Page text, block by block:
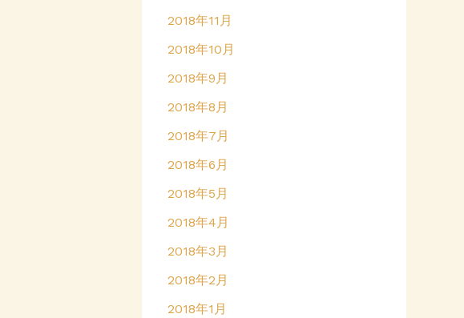
2018年11月
2018年10月
2018年9月
2018年8月
2018年7月
2018年6月
2018年5月
2018年4月
2018年3月
2018年2月
2018年1月